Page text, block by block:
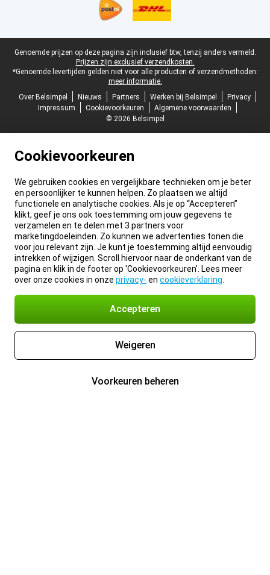
Juridische voettekst
Genoemde prijzen op deze pagina zijn inclusief btw, tenzij anders vermeld.
Prijzen zijn exclusief verzendkosten.
*Genoemde levertijden gelden niet voor alle producten of verzendmethoden:
meer informatie.
Over Belsimpel
Nieuws Partners Werken bij Belsimpel
Privacy
Impressum
Cookievoorkeuren
Algemene voorwaarden
© 2026 Belsimpel
Cookievoorkeuren
We gebruiken cookies en vergelijkbare technieken om je beter
en persoonlijker te kunnen helpen. Zo plaatsen we altijd
functionele en analytische cookies. Als je op “Accepteren”
klikt, geef je ons ook toestemming om jouw gegevens te
verzamelen en te delen met 3 partners voor
marketingdoeleinden. Zo kunnen we advertenties tonen die
voor jou relevant zijn. Je kunt je toestemming altijd eenvoudig
intrekken of wijzigen. Scroll hiervoor naar de onderkant van de
pagina en klik in de footer op 'Cookievoorkeuren'. Lees meer
over onze cookies in onze privacy- en cookieverklaring
Accepteren
Weigeren
Voorkeuren beheren